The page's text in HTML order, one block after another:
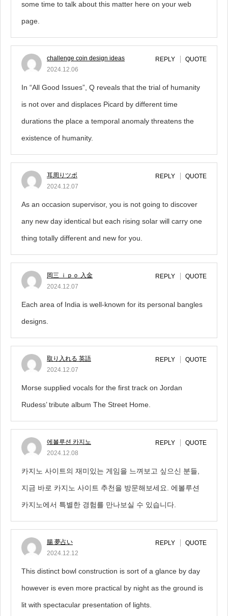
some time to talk about this matter here on your web
page.
challenge coin design ideas
2024.12.06
REPLY QUOTE
In “All Good Issues”, Q reveals that the trial of humanity
is not over and displaces Picard by different time
durations the place a temporal anomaly threatens the
existence of humanity.
耳周りツボ
2024.12.07
REPLY QUOTE
As an occasion supervisor, you is not going to discover
any new day identical but each rising solar will carry one
thing totally different and new for you.
岡三 ｉｐｏ 入金
2024.12.07
REPLY QUOTE
Each area of India is well-known for its personal bangles
designs.
取り入れる 英語
2024.12.07
REPLY QUOTE
Morse supplied vocals for the first track on Jordan
Rudess’ tribute album The Street Home.
에볼루션 카지노
2024.12.08
REPLY QUOTE
카지노 사이트의 재미있는 게임을 느껴보고 싶으신 분들,
지금 바로 카지노 사이트 추천을 방문해보세요. 에볼루션
카지노에서 특별한 경험를 만나보실 수 있습니다.
腸 夢占い
2024.12.12
REPLY QUOTE
This distinct bowl construction is sort of a glance by day
however is even more practical by night as the ground is
lit with spectacular presentation of lights.